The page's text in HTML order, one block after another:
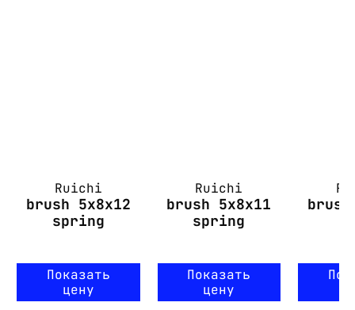
Ruichi
brush 5x8x12
spring
Показать
цену
Ruichi
brush 5x8x11
spring
Показать
цену